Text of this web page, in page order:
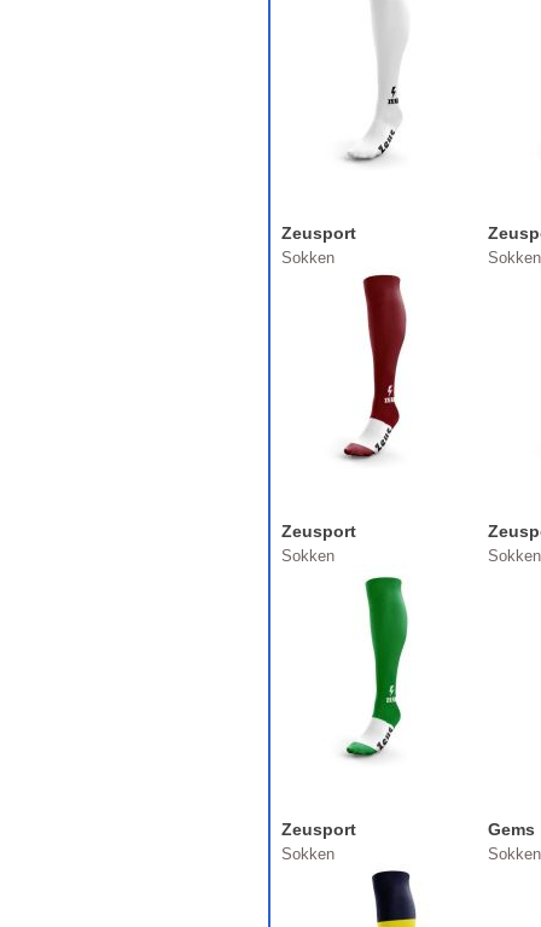
Zeusport
Sokken Sokken
Zeusport
Sokken Sokken
Zeusport
Sokken
Gems
Sokken